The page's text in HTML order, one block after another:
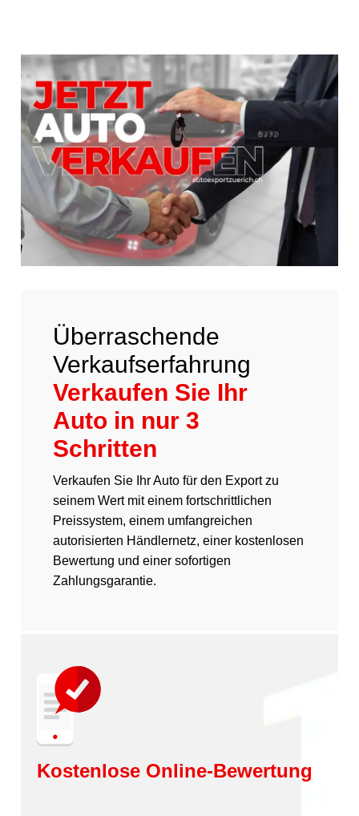
Überraschende
Verkaufserfahrung
Verkaufen Sie Ihr
Auto in nur 3
Schritten
Verkaufen Sie Ihr Auto für den Export zu
seinem Wert mit einem fortschrittlichen
Preissystem, einem umfangreichen
autorisierten Händlernetz, einer kostenlosen
Bewertung und einer sofortigen
Zahlungsgarantie.
Kostenlose Online-Bewertung